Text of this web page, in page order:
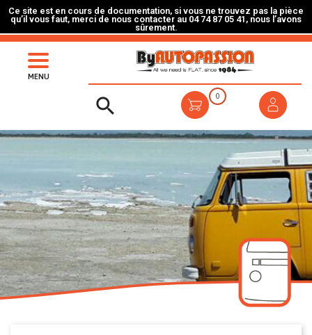
Ce site est en cours de documentation, si vous ne trouvez pas la pièce
qu’il vous faut, merci de nous contacter au 04 74 87 05 41, nous l’avons
sûrement.
MENU
 0